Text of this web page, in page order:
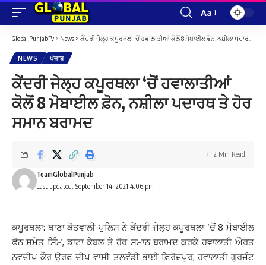
Font
Resizer
Aa
Global Punjab Tv > News > ਕੇਂਦਰੀ ਜੇਲ੍ਹ ਕਪੂਰਥਲਾ ‘ਚੋਂ ਹਵਾਲਾਤੀਆਂ ਕੋਲੋਂ 8 ਮੋਬਾਈਲ ਫ਼ੋਨ, ਨਸ਼ੀਲਾ ਪਦਾਰਥ ਤੇ ਹੋਰ ਸਮਾਨ ਬਰਾਮਦ
NEWS ਪੰਜਾਬ
ਕੇਂਦਰੀ ਜੇਲ੍ਹ ਕਪੂਰਥਲਾ ‘ਚੋਂ ਹਵਾਲਾਤੀਆਂ
ਕੋਲੋਂ 8 ਮੋਬਾਈਲ ਫ਼ੋਨ, ਨਸ਼ੀਲਾ ਪਦਾਰਥ ਤੇ ਹੋਰ
ਸਮਾਨ ਬਰਾਮਦ
Last updated: September 14, 2021 4:06 pm
TeamGlobalPunjab
2 Min Read
ਕਪੂਰਥਲਾ: ਥਾਣਾ ਕੋਤਵਾਲੀ ਪੁਲਿਸ ਨੇ ਕੇਂਦਰੀ ਜੇਲ੍ਹ ਕਪੂਰਥਲਾ ‘ਚੋਂ 8 ਮੋਬਾਈਲ
ਫ਼ੋਨ ਸਮੇਤ ਸਿੰਮ, ਡਾਟਾ ਕੇਬਲ ਤੇ ਹੋਰ ਸਮਾਨ ਬਰਾਮਦ ਕਰਕੇ ਹਵਾਲਾਤੀ ਔਰਤ
ਨਵਦੀਪ ਕੌਰ ਉਰਫ਼ ਦੀਪ ਵਾਸੀ ਤਲਵੰਡੀ ਭਾਈ ਫ਼ਿਰੋਜ਼ਪੁਰ, ਹਵਾਲਾਤੀ ਗੁਰਜੰਟ